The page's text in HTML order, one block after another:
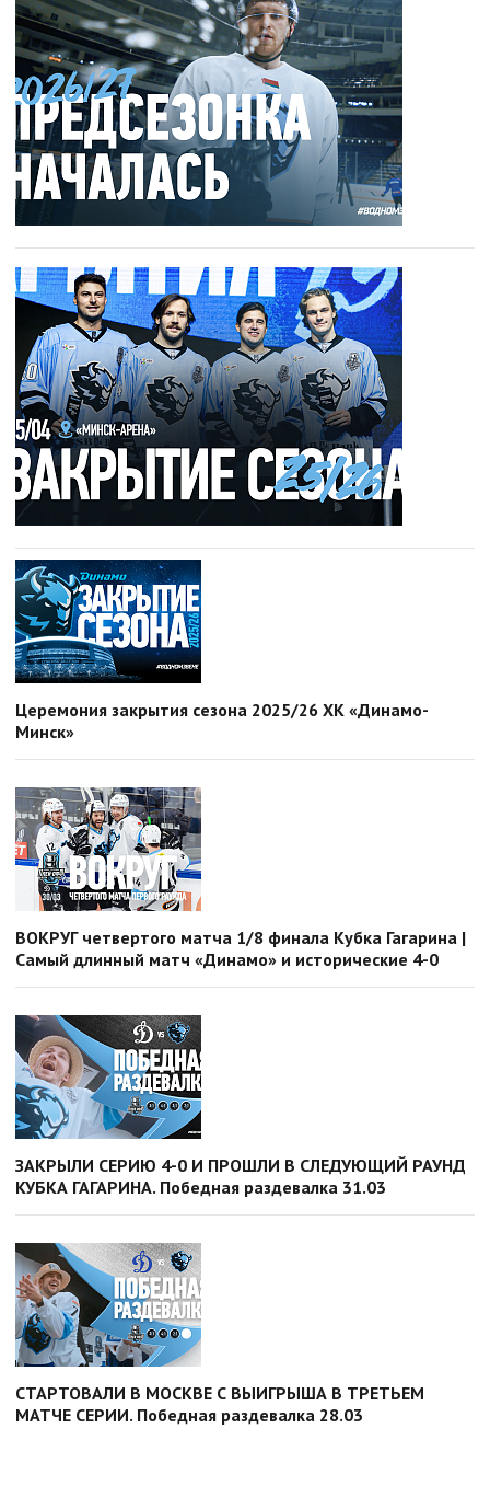
Церемония закрытия сезона 2025/26 ХК «Динамо-
Минск»
ВОКРУГ четвертого матча 1/8 финала Кубка Гагарина |
Самый длинный матч «Динамо» и исторические 4-0
ЗАКРЫЛИ СЕРИЮ 4-0 И ПРОШЛИ В СЛЕДУЮЩИЙ РАУНД
КУБКА ГАГАРИНА. Победная раздевалка 31.03
СТАРТОВАЛИ В МОСКВЕ С ВЫИГРЫША В ТРЕТЬЕМ
МАТЧЕ СЕРИИ. Победная раздевалка 28.03